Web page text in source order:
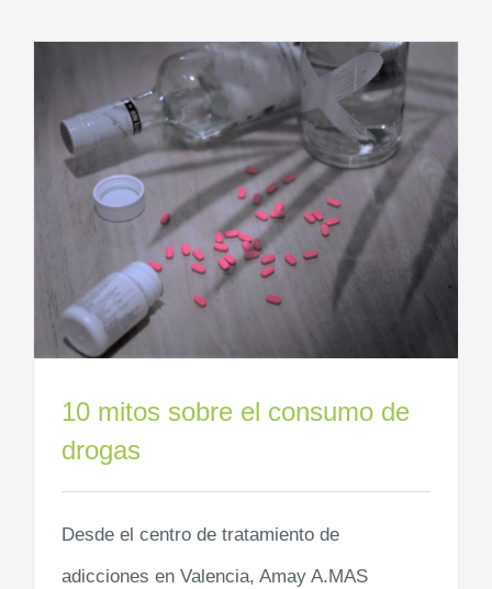
10 mitos sobre el consumo de
drogas
Desde el centro de tratamiento de
adicciones en Valencia, Amay A.MAS